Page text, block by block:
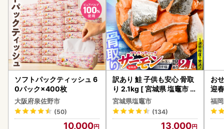
ソフトパックティッシュ 6
0パック×400枚
大阪府泉佐野市
(50)
10,000
訳あり 鮭 子供も安心 骨取
り 2.1kg [ 宮城県 塩竈市 ]
鮭
宮城県塩竈市
(134)
13,000
お
迎
福